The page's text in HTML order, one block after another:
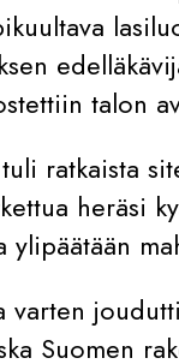
talon
ratkaista
heräsi
ylipäätään
varten
Suomen